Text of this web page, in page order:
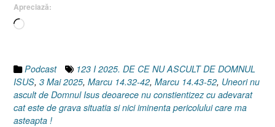
Apreciază:
Încarc...
Podcast
123 I 2025. DE CE NU ASCULT DE DOMNUL
ISUS, 3 Mai 2025, Marcu 14.32-42, Marcu 14.43-52, Uneori nu
ascult de Domnul Isus deoarece nu constientizez cu adevarat
cat este de grava situatia si nici iminenta pericolului care ma
asteapta !